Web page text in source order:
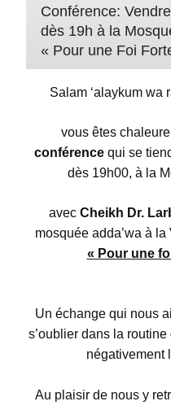
Conférence:
dès 19h à la
« Pour une Foi
Salam ‘alaykum wa
vous êtes
conférence qui se
dès 19h00, à la
avec Cheikh Dr.
mosquée adda’wa à
« Pour une
Un échange qui nous
s’oublier dans la
négativement
Au plaisir de nous y